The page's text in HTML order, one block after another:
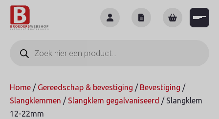
Skip
content
zoeken
Home / Gereedschap & bevestiging / Bevestiging /
Slangklemmen / Slangklem gegalvaniseerd / Slangklem
12-22mm